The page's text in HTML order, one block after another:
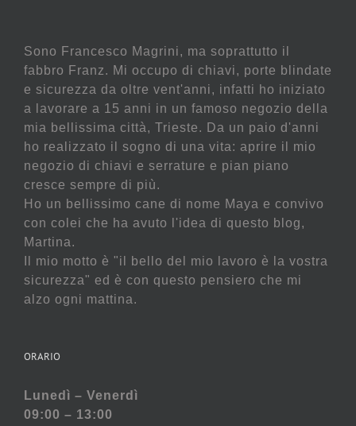
Sono Francesco Magrini, ma soprattutto il
fabbro Franz. Mi occupo di chiavi, porte blindate
e sicurezza da oltre vent'anni, infatti ho iniziato
a lavorare a 15 anni in un famoso negozio della
mia bellissima città, Trieste. Da un paio d'anni
ho realizzato il sogno di una vita: aprire il mio
negozio di chiavi e serrature e pian piano
cresce sempre di più.
Ho un bellissimo cane di nome Maya e convivo
con colei che ha avuto l'idea di questo blog,
Martina.
Il mio motto è "il bello del mio lavoro è la vostra
sicurezza" ed è con questo pensiero che mi
alzo ogni mattina.
ORARIO
Lunedì – Venerdì
09:00 – 13:00